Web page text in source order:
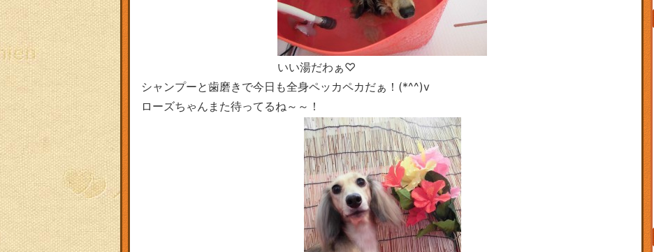
いい湯だわぁ♡
シャンプーと歯磨きで今日も全身ペッカペカだぁ！(*^^)v
ローズちゃんまた待ってるね～～！